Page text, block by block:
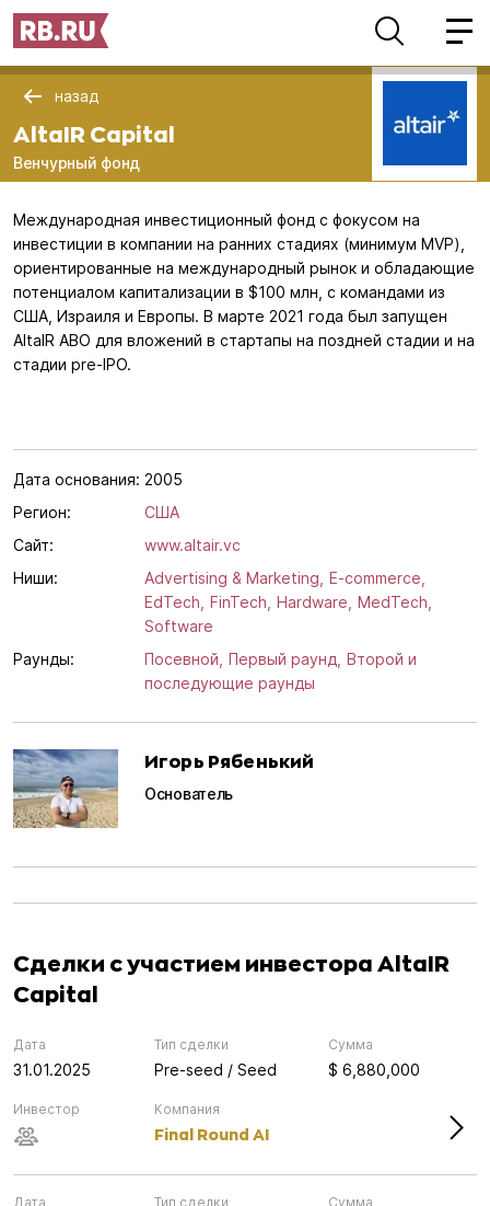
назад
AltaIR Capital
Венчурный фонд
Международная инвестиционный фонд с фокусом на
инвестиции в компании на ранних стадиях (минимум MVP),
ориентированные на международный рынок и обладающие
потенциалом капитализации в $100 млн, с командами из
США, Израиля и Европы. В марте 2021 года был запущен
AltaIR ABO для вложений в стартапы на поздней стадии и на
стадии pre-IPO.
Дата основания: 2005
Регион:
США
Сайт:
www.altair.vc
Ниши:
Advertising & Marketing, E-commerce,
EdTech, FinTech, Hardware, MedTech,
Software
Раунды:
Посевной, Первый раунд, Второй и
последующие раунды
Игорь Рябенький
Основатель
Сделки с участием инвестора AltaIR
Capital
Дата
31.01.2025
Компания
Final Round AI
Инвестор
Тип сделки
Pre-seed / Seed
Сумма
$ 6,880,000
Дата Тип сделки Сумма